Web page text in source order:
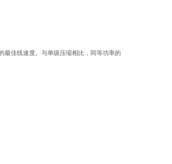
最佳线速度。与单级压缩相比，同等功率的